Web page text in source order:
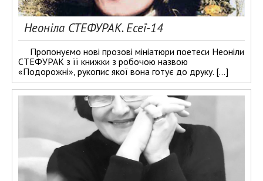
Неоніла СТЕФУРАК. Есеї-14
Пропонуємо нові прозові мініатюри поетеси Неоніли
СТЕФУРАК з її книжки з робочою назвою
«Подорожні», рукопис якої вона готує до друку. […]